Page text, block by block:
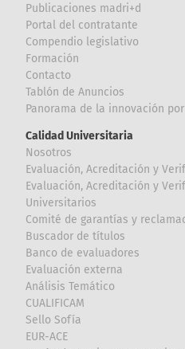
Publicaciones madri+d
Portal del contratante
Compendio legislativo
Formación
Contacto
Tablón de Anuncios
Panorama de la innovación
Calidad Universitaria
Nosotros
Evaluación, Acreditación y
Evaluación, Acreditación y
Universitarios
Comité de garantías y
Buscador de títulos
Banco de evaluadores
Evaluación externa
Análisis Temático
CUALIFICAM
Sello Sofía
EUR-ACE